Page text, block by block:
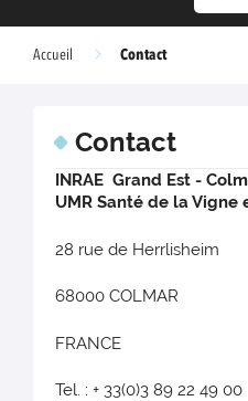
Accueil Contact
Contact
INRAE Grand Est -
UMR Santé de la Vigne
28 rue de Herrlisheim
68000 COLMAR
FRANCE
Tel. : + 33(0)3 89 22 49 00